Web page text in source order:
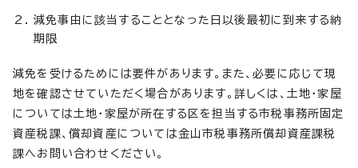
減免事由に該当することとなった日以後最初に到来する納
期限
減免を受けるためには要件があります。また、必要に応じて現
地を確認させていただく場合があります。詳しくは、土地・家屋
については土地・家屋が所在する区を担当する市税事務所固定
資産税課、償却資産については金山市税事務所償却資産課税
課へお問い合わせください。